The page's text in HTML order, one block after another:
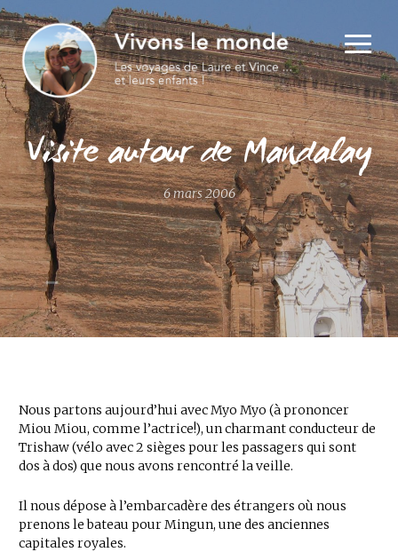
Visite autour de Mandalay
6 mars 2006
Nous partons aujourd’hui avec Myo Myo (à prononcer
Miou Miou, comme l’actrice!), un charmant conducteur de
Trishaw (vélo avec 2 sièges pour les passagers qui sont
dos à dos) que nous avons rencontré la veille.
Il nous dépose à l’embarcadère des étrangers où nous
prenons le bateau pour Mingun, une des anciennes
capitales royales.